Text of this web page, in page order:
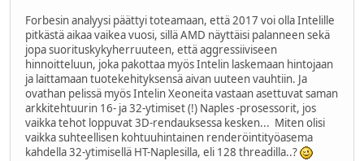
Forbesin analyysi päättyi toteamaan, että 2017 voi olla Intelille
pitkästä aikaa vaikea vuosi, sillä AMD näyttäisi palanneen sekä
jopa suorituskykyherruuteen, että aggressiiviseen
hinnoitteluun, joka pakottaa myös Intelin laskemaan hintojaan
ja laittamaan tuotekehityksensä aivan uuteen vauhtiin. Ja
ovathan pelissä myös Intelin Xeoneita vastaan asettuvat saman
arkkitehtuurin 16- ja 32-ytimiset (!) Naples -prosessorit, jos
vaikka tehot loppuvat 3D-rendauksessa kesken... Miten olisi
vaikka suhteellisen kohtuuhintainen renderöintityöasema
kahdella 32-ytimisellä HT-Naplesilla, eli 128 threadilla..?